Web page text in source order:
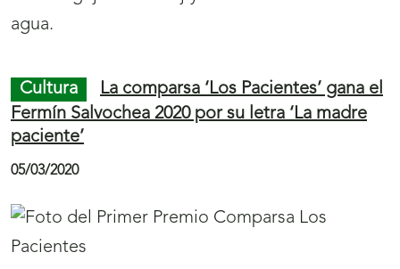
agua.
Cultura
La comparsa ‘Los Pacientes’ gana el
Fermín Salvochea 2020 por su letra ‘La madre
paciente’
05/03/2020